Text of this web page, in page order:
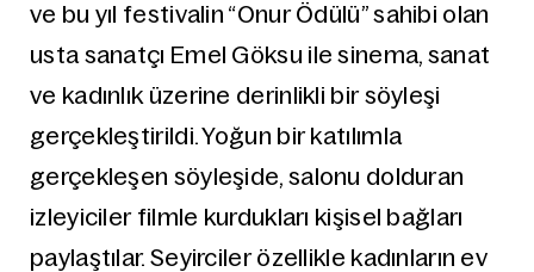
ve bu yıl festivalin “Onur Ödülü” sahibi olan
usta sanatçı Emel Göksu ile sinema, sanat
ve kadınlık üzerine derinlikli bir söyleşi
gerçekleştirildi. Yoğun bir katılımla
gerçekleşen söyleşide, salonu dolduran
izleyiciler filmle kurdukları kişisel bağları
paylaştılar. Seyirciler özellikle kadınların ev